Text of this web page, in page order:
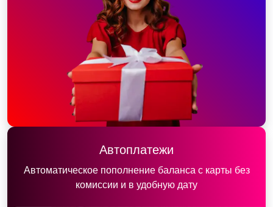
Автоплатежи
Автоматическое пополнение баланса с карты без
комиссии и в удобную дату